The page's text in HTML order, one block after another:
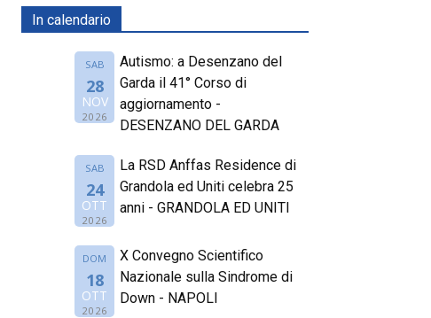
In calendario
SAB
28
NOV
2026
Autismo: a Desenzano del
Garda il 41° Corso di
aggiornamento -
DESENZANO DEL GARDA
SAB
24
OTT
2026
La RSD Anffas Residence di
Grandola ed Uniti celebra 25
anni - GRANDOLA ED UNITI
DOM
18
OTT
2026
X Convegno Scientifico
Nazionale sulla Sindrome di
Down - NAPOLI